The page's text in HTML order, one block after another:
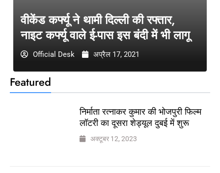
Featured
निर्माता रत्नाकर कुमार की भोजपुरी फिल्म
लॉटरी का दूसरा शेड्यूल दुबई में शुरू
अक्टूबर 12, 2023
वीकेंड कर्फ्यू ने थामी दिल्ली की रफ्तार,
नाइट कर्फ्यू वाले ई-पास इस बंदी में भी लागू
Official Desk अप्रैल 17, 2021